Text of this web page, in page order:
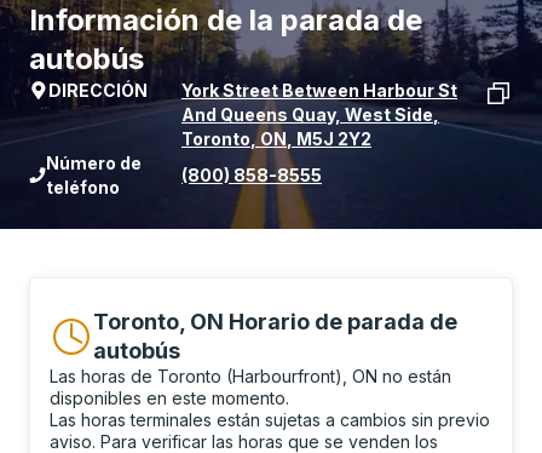
Información de la parada de
autobús
DIRECCIÓN
York Street Between Harbour St
And Queens Quay, West Side
Toronto ,ON M5J 2Y2
Ver la ubicación de la parada en
Número de
teléfono
(800) 858-8555
Toronto, ON Horario de parada de
autobús
Las horas de Toronto (Harbourfront), ON no están
disponibles en este momento.
Las horas terminales están sujetas a cambios sin previo
aviso. Para verificar las horas que se venden los